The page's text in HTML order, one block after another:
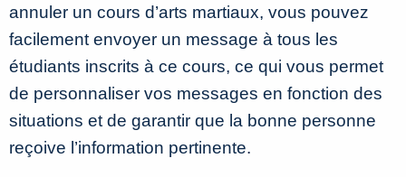
annuler un cours d’arts martiaux, vous pouvez
facilement envoyer un message à tous les
étudiants inscrits à ce cours, ce qui vous permet
de personnaliser vos messages en fonction des
situations et de garantir que la bonne personne
reçoive l’information pertinente.